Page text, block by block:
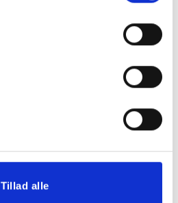
Tillad alle
OVERBLIK